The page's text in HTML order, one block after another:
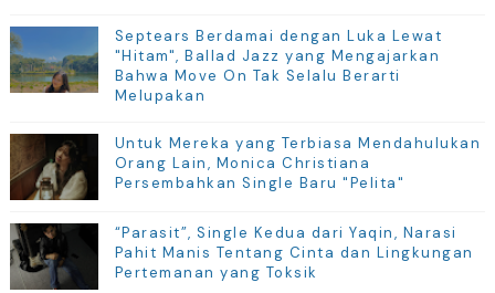
Septears Berdamai dengan Luka Lewat
"Hitam", Ballad Jazz yang Mengajarkan
Bahwa Move On Tak Selalu Berarti
Melupakan
Untuk Mereka yang Terbiasa Mendahulukan
Orang Lain, Monica Christiana
Persembahkan Single Baru "Pelita"
“Parasit”, Single Kedua dari Yaqin, Narasi
Pahit Manis Tentang Cinta dan Lingkungan
Pertemanan yang Toksik